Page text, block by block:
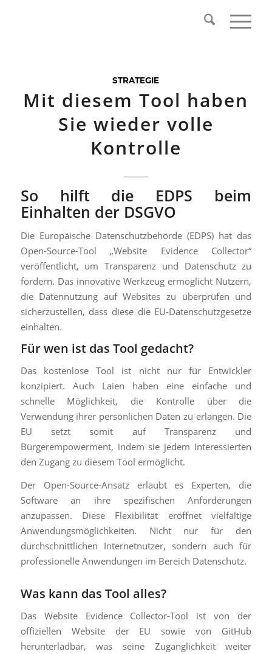
STRATEGIE
Mit diesem Tool haben
Sie wieder volle
Kontrolle
So hilft die EDPS beim
Einhalten der DSGVO
Die Europäische Datenschutzbehörde (EDPS) hat das
Open-Source-Tool „Website Evidence Collector“
veröffentlicht, um Transparenz und Datenschutz zu
fördern. Das innovative Werkzeug ermöglicht Nutzern,
die Datennutzung auf Websites zu überprüfen und
sicherzustellen, dass diese die EU-Datenschutzgesetze
einhalten.
Für wen ist das Tool gedacht?
Das kostenlose Tool ist nicht nur für Entwickler
konzipiert. Auch Laien haben eine einfache und
schnelle Möglichkeit, die Kontrolle über die
Verwendung ihrer persönlichen Daten zu erlangen. Die
EU setzt somit auf Transparenz und
Bürgerempowerment, indem sie jedem Interessierten
den Zugang zu diesem Tool ermöglicht.
Der Open-Source-Ansatz erlaubt es Experten, die
Software an ihre spezifischen Anforderungen
anzupassen. Diese Flexibilität eröffnet vielfältige
Anwendungsmöglichkeiten. Nicht nur für den
durchschnittlichen Internetnutzer, sondern auch für
professionelle Anwendungen im Bereich Datenschutz.
Was kann das Tool alles?
Das Website Evidence Collector-Tool ist von der
offiziellen Website der EU sowie von GitHub
herunterladbar, was seine Zugänglichkeit weiter